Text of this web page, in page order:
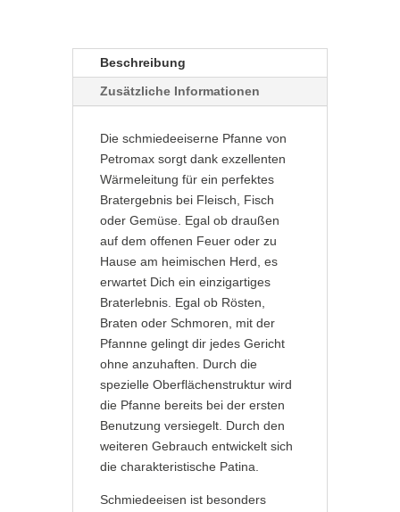
t
i
Beschreibung
Zusätzliche Informationen
Die schmiedeeiserne Pfanne von
Petromax sorgt dank exzellenten
Wärmeleitung für ein perfektes
Bratergebnis bei Fleisch, Fisch
oder Gemüse. Egal ob draußen
auf dem offenen Feuer oder zu
Hause am heimischen Herd, es
erwartet Dich ein einzigartiges
Braterlebnis. Egal ob Rösten,
Braten oder Schmoren, mit der
Pfannne gelingt dir jedes Gericht
ohne anzuhaften. Durch die
spezielle Oberflächenstruktur wird
die Pfanne bereits bei der ersten
Benutzung versiegelt. Durch den
weiteren Gebrauch entwickelt sich
die charakteristische Patina.
Schmiedeeisen ist besonders